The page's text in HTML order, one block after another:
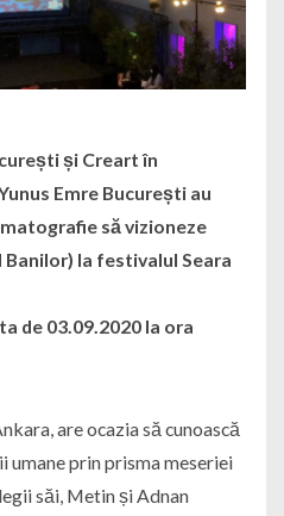
și Creart în
Emre București au
să vizioneze
Banilor) la festivalul Seara
de 03.09.2020 la ora
are ocazia să cunoască
prin prisma meseriei
săi, Metin și Adnan